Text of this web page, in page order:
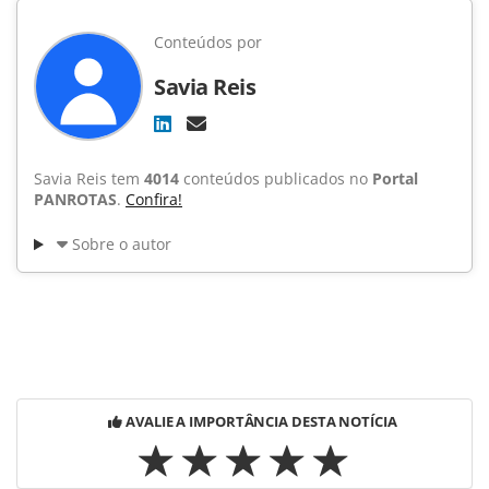
Conteúdos por
Savia Reis
Savia Reis tem 4014 conteúdos publicados no Portal
PANROTAS. Confira!
Sobre o autor
AVALIE A IMPORTÂNCIA DESTA NOTÍCIA